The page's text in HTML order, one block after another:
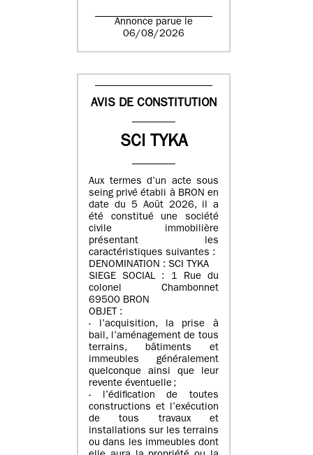
Annonce parue le
06/08/2026
AVIS DE CONSTITUTION
SCI TYKA
Aux termes d’un acte sous
seing privé établi à BRON en
date du 5 Août 2026, il a
été constitué une société
civile immobilière
présentant les
caractéristiques suivantes :
DENOMINATION : SCI TYKA
SIEGE SOCIAL : 1 Rue du
colonel Chambonnet
69500 BRON
OBJET :
- l’acquisition, la prise à
bail, l’aménagement de tous
terrains, bâtiments et
immeubles généralement
quelconque ainsi que leur
revente éventuelle ;
- l’édification de toutes
constructions et l’exécution
de tous travaux et
installations sur les terrains
ou dans les immeubles dont